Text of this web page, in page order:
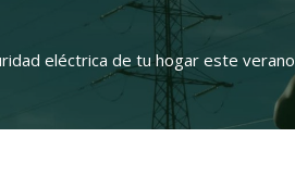
eléctrica de tu hogar este verano